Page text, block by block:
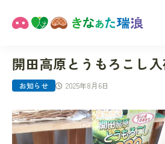
開田高原とうもろこし
2025年8月6日
お知らせ